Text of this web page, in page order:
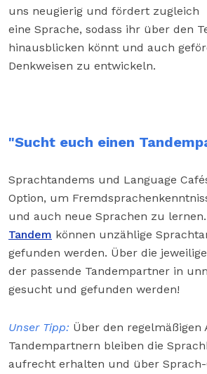
uns neugierig und fördert zugleich
eine Sprache, sodass ihr über den
hinausblicken könnt und auch
Denkweisen zu entwickeln.
"Sucht euch einen
Sprachtandems und Language
Option, um
und auch neue Sprachen zu
Tandem können unzählige
gefunden werden. Über die
der passende Tandempartner in
gesucht und gefunden werden!
Unser Tipp: Über den
Tandempartnern bleiben die
aufrecht erhalten und über